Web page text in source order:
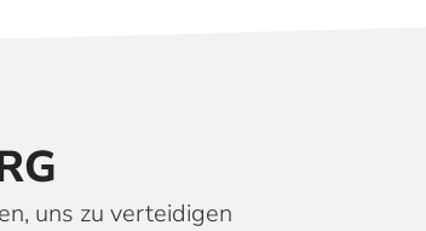
uns zu verteidigen